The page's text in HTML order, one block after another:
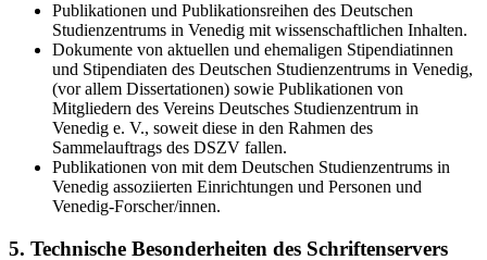
Publikationen und Publikationsreihen des Deutschen
Studienzentrums in Venedig mit wissenschaftlichen Inhalten.
Dokumente von aktuellen und ehemaligen Stipendiatinnen
und Stipendiaten des Deutschen Studienzentrums in Venedig,
(vor allem Dissertationen) sowie Publikationen von
Mitgliedern des Vereins Deutsches Studienzentrum in
Venedig e. V., soweit diese in den Rahmen des
Sammelauftrags des DSZV fallen.
Publikationen von mit dem Deutschen Studienzentrums in
Venedig assoziierten Einrichtungen und Personen und
Venedig-Forscher/innen.
5. Technische Besonderheiten des Schriftenservers